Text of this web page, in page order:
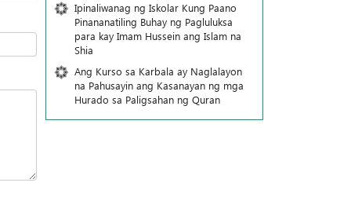
Ipinaliwanag ng Iskolar Kung Paano
Pinananatiling Buhay ng Pagluluksa
para kay Imam Hussein ang Islam na
Shia
Ang Kurso sa Karbala ay Naglalayon
na Pahusayin ang Kasanayan ng mga
Hurado sa Paligsahan ng Quran